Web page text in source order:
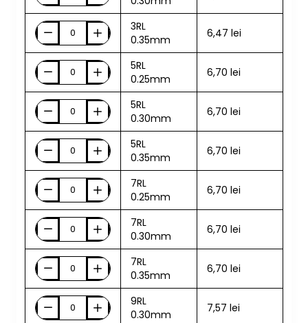
3RL
0.35mm
6,47 lei
5RL
0.25mm
6,70 lei
5RL
0.30mm
6,70 lei
5RL
0.35mm
6,70 lei
7RL
0.25mm
6,70 lei
7RL
0.30mm
6,70 lei
7RL
0.35mm
6,70 lei
9RL
0.30mm
7,57 lei